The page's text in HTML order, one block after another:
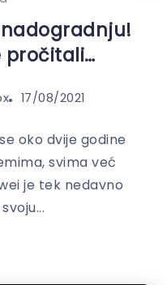
pročitali…
17/08/2021
oko dvije godine
svima već
je tek nedavno